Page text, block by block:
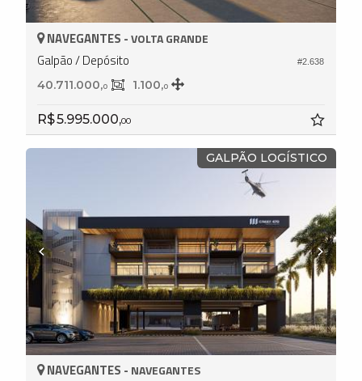
#2.638
NAVEGANTES -VOLTA GRANDE
Galpão / Depósito
40.711.000,0 1.100,0
R$ 5.995.000,00
GALPÃO LOGÍSTICO
NAVEGANTES - NAVEGANTES